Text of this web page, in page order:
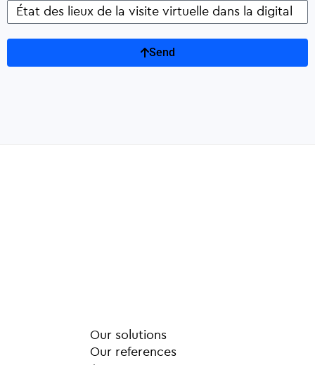
Send
Our solutions
Our references